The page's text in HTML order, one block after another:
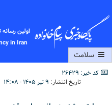
اولین
in Iran
سلامت
کد خبر: 26429
تاریخ انتشار: ۹ تیر ۱۴۰۵ - ۱۴:۰۸